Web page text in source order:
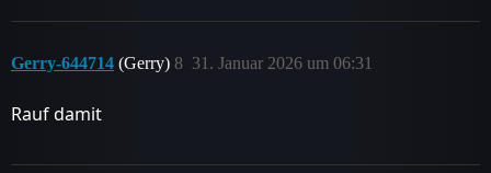
Gerry-644714 (Gerry) 31. Januar 2026 um 06:31
8
Rauf damit